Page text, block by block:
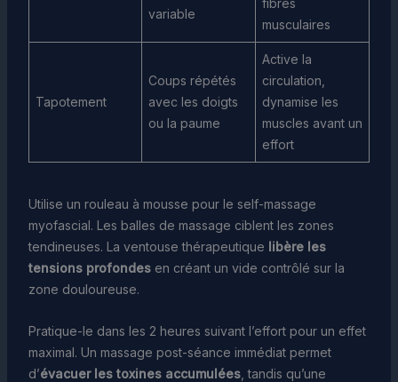
variable
fibres
musculaires
Tapotement
Coups répétés
avec les doigts
ou la paume
Active la
circulation,
dynamise les
muscles avant un
effort
Utilise un rouleau à mousse pour le self-massage
myofascial. Les balles de massage ciblent les zones
tendineuses. La ventouse thérapeutique libère les
tensions profondesen créant un vide contrôlé sur la
zone douloureuse.
Pratique-le dans les 2 heures suivant l’effort pour un effet
maximal. Un massage post-séance immédiat permet
d’évacuer les toxines accumulées, tandis qu’une